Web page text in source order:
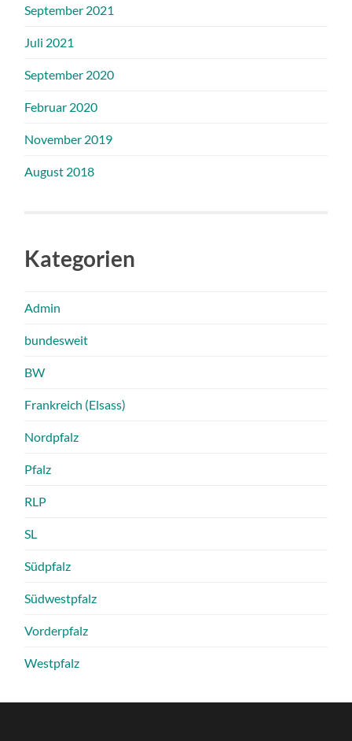
September 2021
Juli 2021
September 2020
Februar 2020
November 2019
August 2018
Kategorien
Admin
bundesweit
BW
Frankreich (Elsass)
Nordpfalz
Pfalz
RLP
SL
Südpfalz
Südwestpfalz
Vorderpfalz
Westpfalz